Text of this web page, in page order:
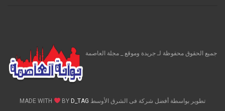
جميع الحقوق محفوظة لـ جريدة وموقع _ مجلة العاصمة
تطوير بواسطة أفضل شركة فى الشرق الأوسط MADE WITH BY D_TAG